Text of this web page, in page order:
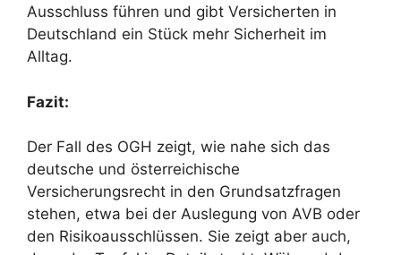
Ausschluss führen und gibt Versicherten in
Deutschland ein Stück mehr Sicherheit im
Alltag.
Fazit:
Der Fall des OGH zeigt, wie nahe sich das
deutsche und österreichische
Versicherungsrecht in den Grundsatzfragen
stehen, etwa bei der Auslegung von AVB oder
den Risikoausschlüssen. Sie zeigt aber auch,